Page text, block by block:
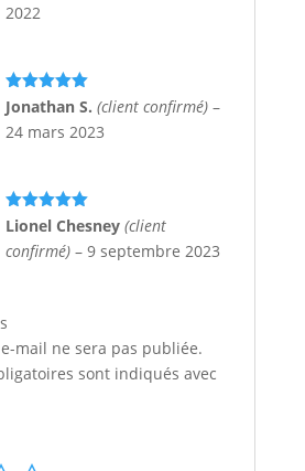
2022
Note5sur
5
Jonathan S. (client confirmé) –
24 mars 2023
Note5sur
Lionel Chesney (client
confirmé) – 9 septembre 2023
mail ne sera pas publiée.
sont indiqués avec